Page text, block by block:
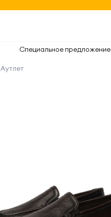
Специальное предложение
Аутлет